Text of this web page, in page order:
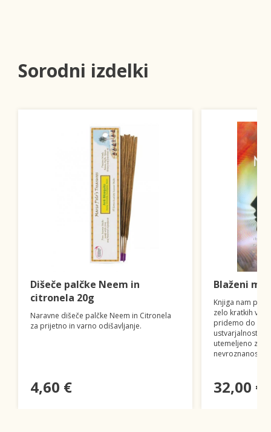
Sorodni izdelki
Dišeče palčke Neem in
citronela 20g
Naravne dišeče palčke Neem in Citronela
za prijetno in varno odišavljanje.
4,60 €
Blaženi
Knjiga nam
zelo kratkih
pridemo do
ustvarjalnosti in
utemeljeno z
nevroznanosti.
32,00 €